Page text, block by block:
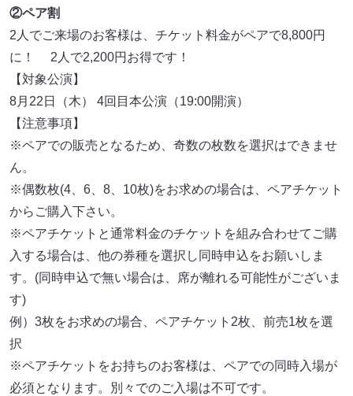
②ペア割
2人でご来場のお客様は、チケット料金がペアで8,800円
に！ 2人で2,200円お得です！
【対象公演】
8⽉22⽇（木） 4回目本公演（19:00開演）
【注意事項】
※ペアでの販売となるため、奇数の枚数を選択はできませ
ん。
※偶数枚(4、6、8、10枚)をお求めの場合は、ペアチケット
からご購入下さい。
※ペアチケットと通常料金のチケットを組み合わせてご購
入する場合は、他の券種を選択し同時申込をお願いしま
す。(同時申込で無い場合は、席が離れる可能性がございま
す)
例）3枚をお求めの場合、ペアチケット2枚、前売1枚を選
択
※ペアチケットをお持ちのお客様は、ペアでの同時入場が
必須となります。別々でのご入場は不可です。